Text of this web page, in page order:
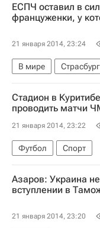
Управление ГИБДД
ЕСПЧ оставил в
француженки, у
21 января 2014, 23:24
В мире Страсбург
Весь мир
Эльзас
Европейский суд
Стадион в
проводить матчи
21 января 2014, 23:22
Футбол
Спорт
Международная
Жером Вальке
Алжир
Сборная
Азаров: Украина
вступлении в
21 января 2014, 23:20